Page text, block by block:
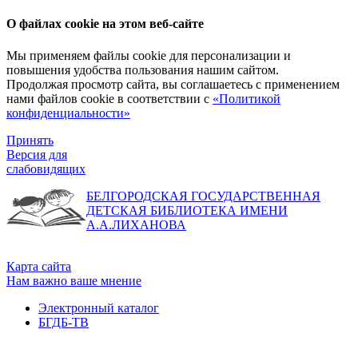
О файлах cookie на этом веб-сайте
Мы применяем файлы cookie для персонализации и
повышения удобства пользования нашим сайтом.
Продолжая просмотр сайта, вы соглашаетесь с применением
нами файлов cookie в соответствии с «Политикой
конфиденциальности»
Принять
Версия для
слабовидящих
БЕЛГОРОДСКАЯ ГОСУДАРСТВЕННАЯ
ДЕТСКАЯ БИБЛИОТЕКА ИМЕНИ
А.А.ЛИХАНОВА
Карта сайта
Нам важно ваше мнение
Электронный каталог
БГДБ-ТВ